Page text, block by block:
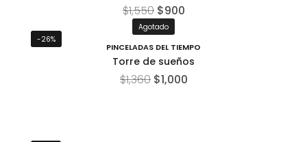
$1,550 $900
-26%
Agotado
PINCELADAS DEL TIEMPO
Torre de sueños
$1,360 $1,000